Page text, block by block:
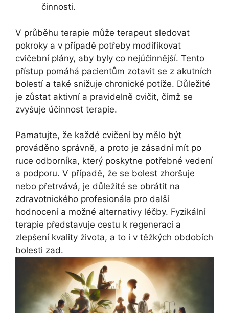
činnosti.
V průběhu terapie může terapeut sledovat
pokroky a v případě potřeby modifikovat
cvičební plány, aby byly co nejúčinnější. Tento
přístup pomáhá pacientům zotavit se z akutních
bolestí a také snižuje chronické potíže. Důležité
je zůstat aktivní a pravidelně cvičit, čímž se
zvyšuje účinnost terapie.
Pamatujte, že každé cvičení by mělo být
prováděno správně, a proto je zásadní mít po
ruce odborníka, který poskytne potřebné vedení
a podporu. V případě, že se bolest zhoršuje
nebo přetrvává, je důležité se obrátit na
zdravotnického profesionála pro další
hodnocení a možné alternativy léčby. Fyzikální
terapie představuje cestu k regeneraci a
zlepšení kvality života, a to i v těžkých obdobích
bolesti zad.